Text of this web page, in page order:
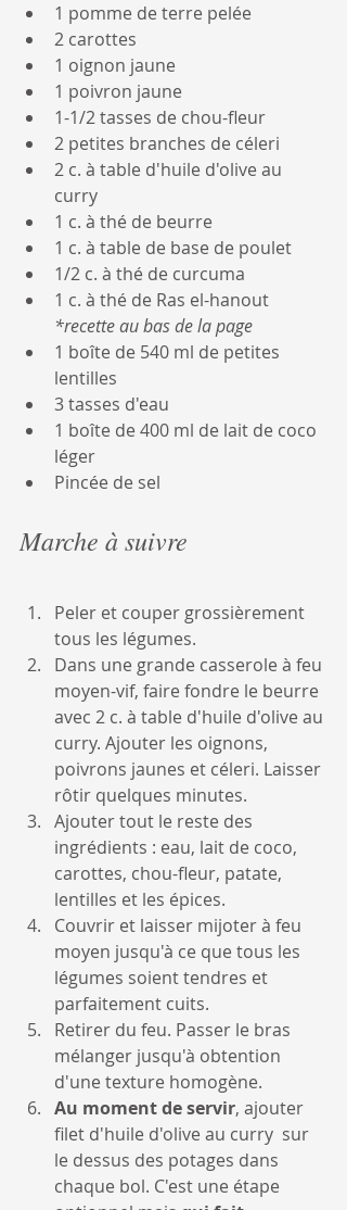
1 pomme de terre pelée
2 carottes
1 oignon jaune
1 poivron jaune
1-1/2 tasses de chou-fleur
2 petites branches de céleri
2 c. à table d'huile d'olive au
curry
1 c. à thé de beurre
1 c. à table de base de poulet
1/2 c. à thé de curcuma
1 c. à thé de Ras el-hanout
*recette au bas de la page
1 boîte de 540 ml de petites
lentilles
3 tasses d'eau
1 boîte de 400 ml de lait de coco
léger
Pincée de sel
Marche à suivre
Peler et couper grossièrement
tous les légumes.
Dans une grande casserole à feu
moyen-vif, faire fondre le beurre
avec 2 c. à table d'huile d'olive au
curry. Ajouter les oignons,
poivrons jaunes et céleri. Laisser
rôtir quelques minutes.
Ajouter tout le reste des
ingrédients : eau, lait de coco,
carottes, chou-fleur, patate,
lentilles et les épices.
Couvrir et laisser mijoter à feu
moyen jusqu'à ce que tous les
légumes soient tendres et
parfaitement cuits.
Retirer du feu. Passer le bras
mélanger jusqu'à obtention
d'une texture homogène.
Au moment de servir, ajouter
filet d'huile d'olive au curry  sur
le dessus des potages dans
chaque bol. C'est une étape